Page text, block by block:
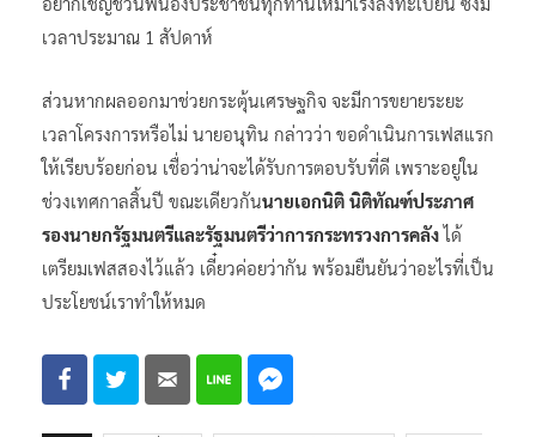
สามารถซื้อของ 200 บาท โดยจ่ายเพียงหนึ่ง 100 บาท ฉะนั้นจึง
เวลาประมาณ 1 สัปดาห์
ส่วนหากผลออกมาช่วยกระตุ้นเศรษฐกิจ จะมีการขยายระยะ
เวลาโครงการหรือไม่ นายอนุทิน กล่าวว่า ขอดำเนินการเฟสแรก
ให้เรียบร้อยก่อน เชื่อว่าน่าจะได้รับการตอบรับที่ดี เพราะอยู่ใน
ช่วงเทศกาลสิ้นปี ขณะเดียวกัน
นายเอกนิติ นิติทัณฑ์ประภาศ
รองนายกรัฐมนตรีและรัฐมนตรีว่าการกระทรวงการคลัง
ประโยชน์เราทําให้หมด